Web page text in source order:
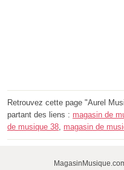
Retrouvez cette page "Aurel
partant des liens : magasin de
de musique 38, magasin de